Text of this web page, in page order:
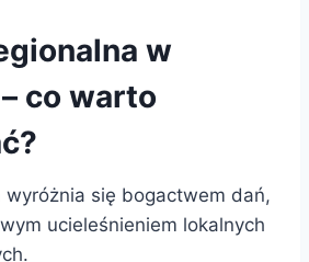
w
co warto
wyróżnia się bogactwem dań,
ucieleśnieniem lokalnych